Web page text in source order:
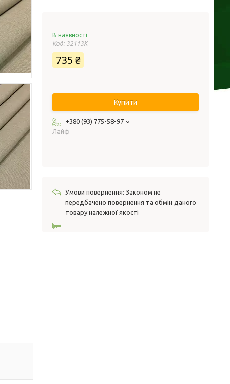
В наявності
Код: 32113К
735 ₴
Купити
+380 (93) 775-58-97
Лайф
Законом не
передбачено повернення та обмін даного
товару належної якості